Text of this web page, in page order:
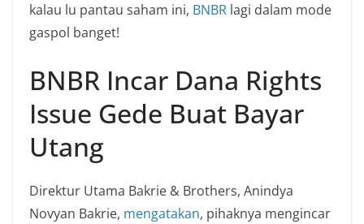
kalau lu pantau saham ini, BNBR lagi dalam mode
gaspol banget!
BNBR Incar Dana Rights
Issue Gede Buat Bayar
Utang
Direktur Utama Bakrie & Brothers, Anindya
Novyan Bakrie, mengatakan, pihaknya mengincar